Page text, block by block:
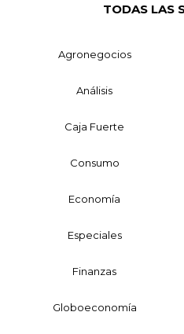
TODAS LAS
Agronegocios
Análisis
Caja Fuerte
Consumo
Economía
Especiales
Finanzas
Globoeconomía